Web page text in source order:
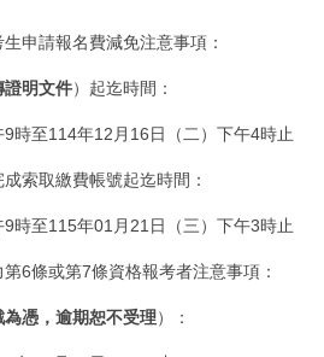
申請報名費減免注意事項：
證明文件）起迄時間：
時至114年12月16日（二）下午4時止
索取繳費帳號起迄時間：
時至115年01月21日（三）下午3時止
6條或第7條資格報考者注意事項：
為憑，逾期恕不受理）：